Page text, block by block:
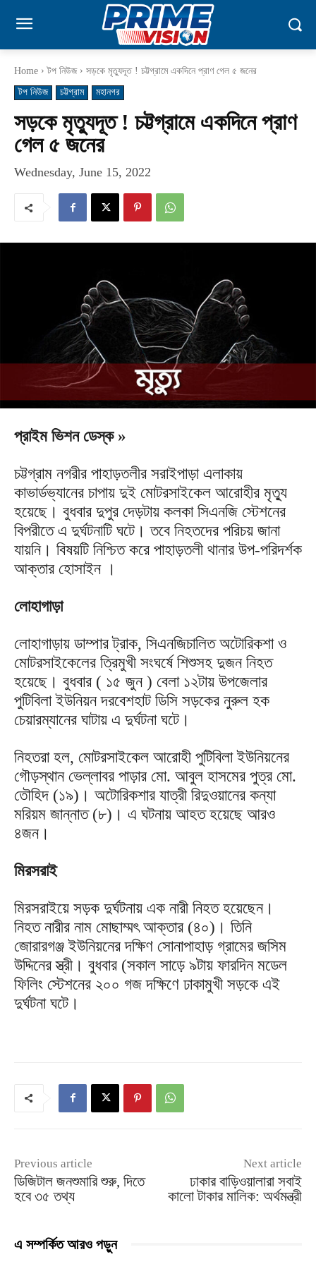
Home টপ নিউজ
সড়কে মৃত্যুদূত ! চট্টগ্রামে একদিনে প্রাণ গেল ৫ জনের
টপ নিউজ
চট্টগ্রাম মহানগর
সড়কে মৃত্যুদূত ! চট্টগ্রামে একদিনে প্রাণ
গেল ৫ জনের
Wednesday, June 15, 2022
প্রাইম ভিশন ডেস্ক »
চট্টগ্রাম নগরীর পাহাড়তলীর সরাইপাড়া এলাকায়
কাভার্ডভ্যানের চাপায় দুই মোটরসাইকেল আরোহীর মৃত্যু
হয়েছে। বুধবার দুপুর দেড়টায় কলকা সিএনজি স্টেশনের
বিপরীতে এ দুর্ঘটনাটি ঘটে। তবে নিহতদের পরিচয় জানা
যায়নি। বিষয়টি নিশ্চিত করে পাহাড়তলী থানার উপ-পরিদর্শক
আক্তার হোসাইন ।
লোহাগাড়া
লোহাগাড়ায় ডাম্পার ট্রাক, সিএনজিচালিত অটোরিকশা ও
মোটরসাইকেলের ত্রিমুখী সংঘর্ষে শিশুসহ দুজন নিহত
হয়েছে। বুধবার ( ১৫ জুন ) বেলা ১২টায় উপজেলার
পুটিবিলা ইউনিয়ন দরবেশহাট ডিসি সড়কের নুরুল হক
চেয়ারম্যানের ঘাটায় এ দুর্ঘটনা ঘটে।
নিহতরা হল, মোটরসাইকেল আরোহী পুটিবিলা ইউনিয়নের
গৌড়স্থান ভেল্লাবর পাড়ার মো. আবুল হাসমের পুত্র মো.
তৌহিদ (১৯)। অটোরিকশার যাত্রী রিদুওয়ানের কন্যা
মরিয়ম জান্নাত (৮)। এ ঘটনায় আহত হয়েছে আরও
৪জন।
মিরসরাই
মিরসরাইয়ে সড়ক দুর্ঘটনায় এক নারী নিহত হয়েছেন।
নিহত নারীর নাম মোছাম্মৎ আক্তার (৪০)। তিনি
জোরারগঞ্জ ইউনিয়নের দক্ষিণ সোনাপাহাড় গ্রামের জসিম
উদ্দিনের স্ত্রী। বুধবার (সকাল সাড়ে ৯টায় ফারদিন মডেল
ফিলিং স্টেশনের ২০০ গজ দক্ষিণে ঢাকামুখী সড়কে এই
দুর্ঘটনা ঘটে।
Previous article
ডিজিটাল জনশুমারি শুরু, দিতে
হবে ৩৫ তথ্য
Next article
ঢাকার বাড়িওয়ালারা সবাই
কালো টাকার মালিক: অর্থমন্ত্রী
এ সম্পর্কিত আরও পড়ুন